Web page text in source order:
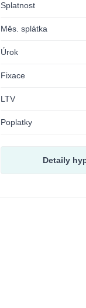
Splatnost
Měs. splátka
Úrok
Fixace
LTV
Poplatky
Detaily